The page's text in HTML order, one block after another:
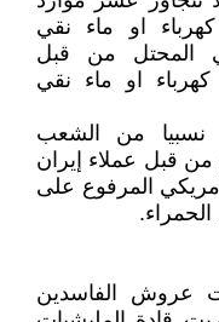
او ماء نقي
المحتل من قبل
او ماء نقي
من الشعب
قبل عملاء إيران
المرفوع على
عروش الفاسدين